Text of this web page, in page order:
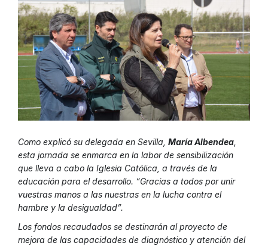
Como explicó su delegada en Sevilla, María Albendea
esta jornada se enmarca en la labor de sensibilización
que lleva a cabo la Iglesia Católica, a través de la
educación para el desarrollo. “Gracias a todos por unir
vuestras manos a las nuestras en la lucha contra el
hambre y la desigualdad”.
Los fondos recaudados se destinarán al proyecto de
mejora de las capacidades de diagnóstico y atención del